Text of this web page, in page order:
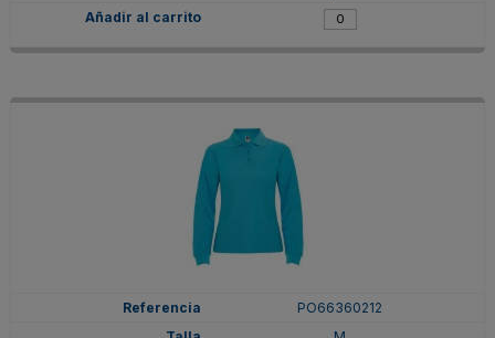
PO66360212